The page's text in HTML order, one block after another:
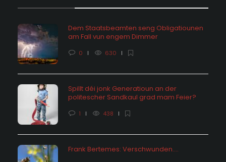
Dem Staatsbeamten seng Obligatiounen
am Fall vun engem Dimmer
0 630
Spillt déi jonk Generatioun an der
politescher Sandkaul grad mam Feier?
1 438
Frank Bertemes: Verschwunden….